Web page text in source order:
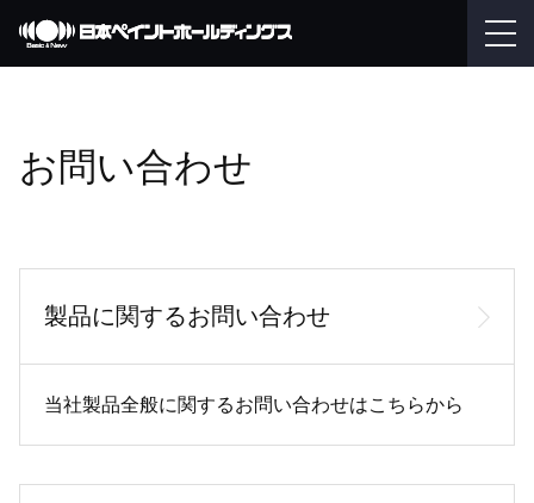
お問い合わせ
製品に関するお問い合わせ
当社製品全般に関するお問い合わせはこちらから